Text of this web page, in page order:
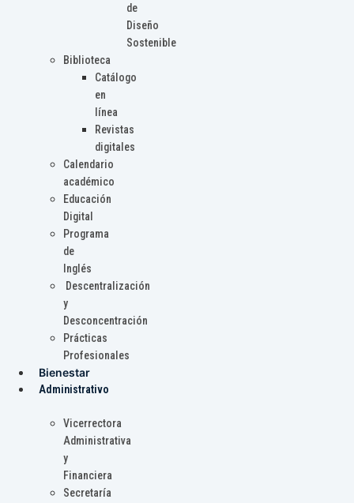
de
Diseño
Sostenible
Biblioteca
Catálogo
en
línea
Revistas
digitales
Calendario
académico
Educación
Digital
Programa
de
Inglés
Descentralización
y
Desconcentración
Prácticas
Profesionales
Bienestar
Administrativo
Vicerrectora
Administrativa
y
Financiera
Secretaría